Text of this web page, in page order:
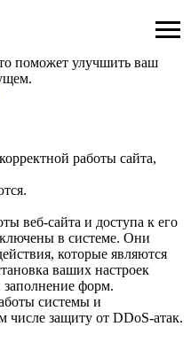
нам сделать его лучше: мы
поможет улучшить ваш
работы сайта,
веб-сайта и доступа к его
в системе. Они
которые являются
ваших настроек
заполнение форм.
системы и
числе защиту от DDoS-атак.